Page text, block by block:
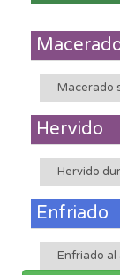
Macerado
Hervido
Hervido
Enfriado
Enfriado al